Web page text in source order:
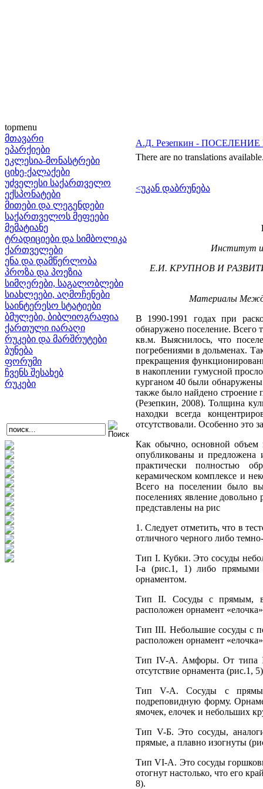
topmenu
მთავარი
ეპარქიები
ეკლესია-მონასტრები
ციხე-ქალაქები
უძველესი საქართველო
ექსპონატები
მითები და ლეგენდები
საქართველოს მეფეები
მემატიანე
ტრადიციები და სიმბოლიკა
ქართველები
ენა და დამწერლობა
პროზა და პოეზია
სიმღერები, საგალობლები
სიახლეები, აღმოჩენები
საინტერესო სტატიები
ბმულები, ბიბლიოგრაფია
ქართული იარაღი
რუკები და მარშრუტები
ბუნება
ფორუმი
ჩვენს შესახებ
რუკები
А.Д. Резепкин -
There are no translations
<უკან დაბრუნება
Институт
Е.И. КРУПНОВ И
Материалы
В 1990-1991 годах при
обнаружено поселение. Всего
кв.м. Выяснилось, что
погребениями в дольменах.
прекращения
в накоплении гумусной
курганом 40 были обнаружены
также было найдено
(Резепкин, 2008). Толщина
находки всегда
отсутствовали. Особенно это
Как обычно, основной объем
опубликованы и предложена
практически полностью
керамическом комплексе и
Всего на поселении было
поселениях явление
представлены на рис
1. Следует отметить, что в
отличного черного либо
Тип I. Кубки. Это сосуды
I-а (рис.1, 1) либо
орнаментом.
Тип II. Сосуды с прямым,
расположен орнамент
Тип III. Небольшие сосуды с
расположен орнамент
Тип IV-А. Амфоры. От типа
отсутствие орнамента (рис.1,
Тип V-А. Сосуды с
подреповидную форму.
ямочек, елочек и небольших
Тип V-Б. Это сосуды,
прямые, а плавно изогнуты
Тип VI-A. Это сосуды
отогнут настолько, что его
8).